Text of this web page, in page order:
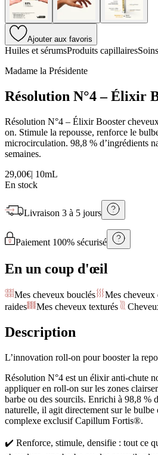
Ajouter aux favoris
Huiles et sérumsProduits capillaires
Madame la Présidente
Résolution N°4 – Élixir
Résolution N°4 – Élixir Booster
on. Stimule la repousse, renforce le
microcirculation. 98,8 % d’ingrédients
semaines.
29,00€| 10mL
En stock
Livraison 3 à 5 jours
Paiement 100% sécurisé
En un coup d'œil
Mes cheveux bouclés Mes cheveux
raides
Mes cheveux texturés
Description
L’innovation roll-on pour booster la
Résolution N°4 est un élixir anti-chute
appliquer en roll-on sur les zones
barbe ou des sourcils. Enrichi à 98,8 %
naturelle, il agit directement sur le bulbe
complexe exclusif Capillum Fortis®.
✔️ Renforce, stimule, densifie : tout ce